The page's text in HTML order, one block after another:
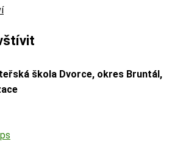
škola Dvorce, okres Bruntál,